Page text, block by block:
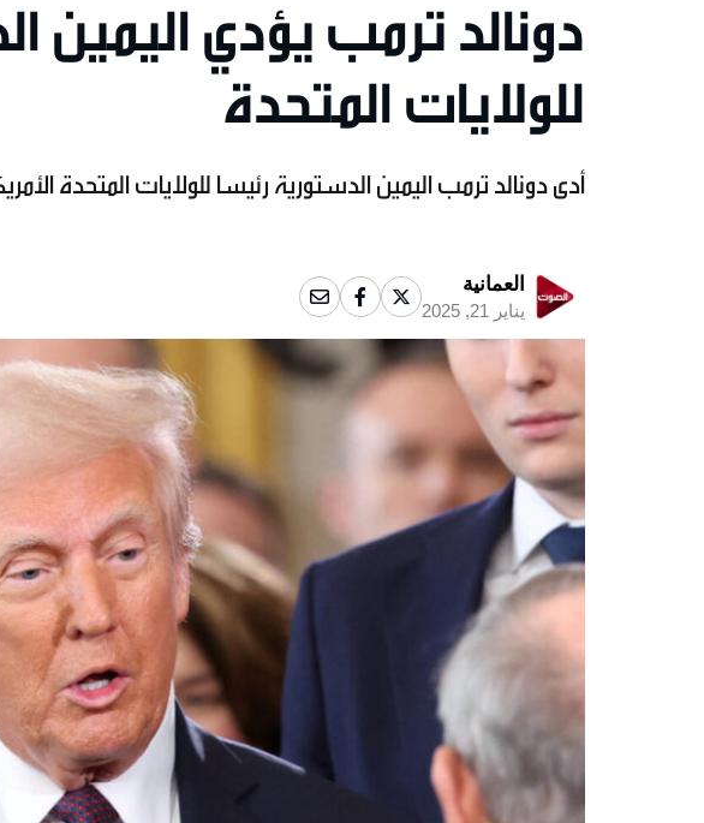
دونالد ترمب يؤدي اليمين
للولايات المتحدة
أدى دونالد ترمب اليمين الدستورية رئيسا للولايات المتحدة
العمانية
يناير 21, 2025